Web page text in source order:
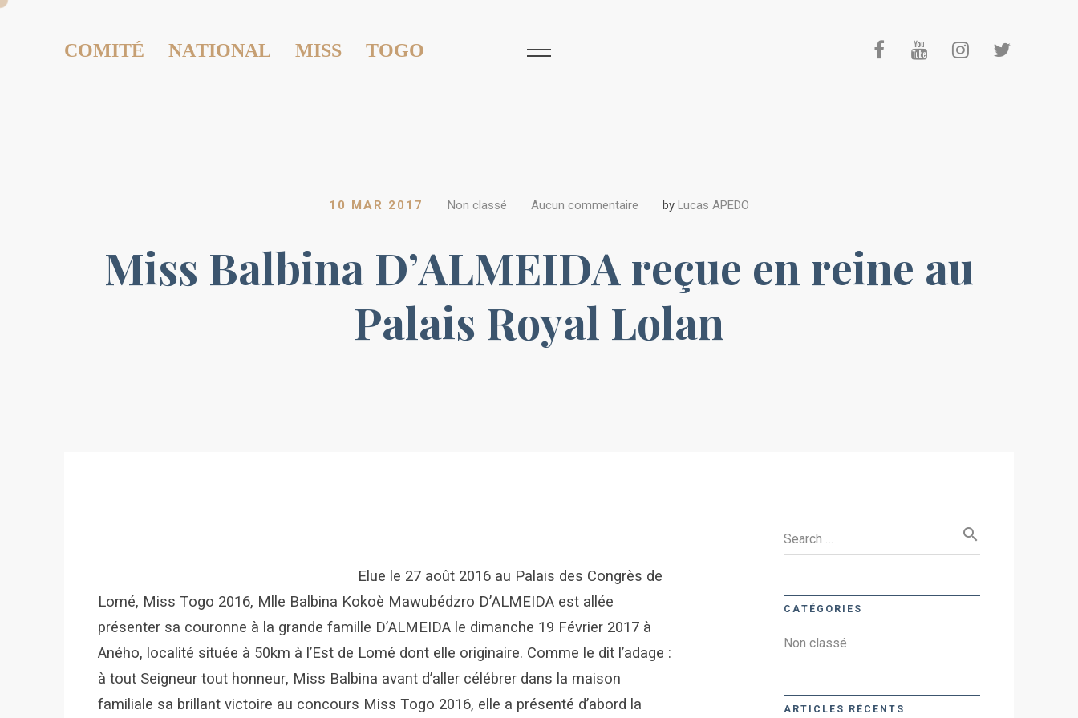
COMITÉ NATIONAL MISS TOGO
10 MAR 2017 Non classé Aucun commentaire by Lucas APEDO
Miss Balbina D’ALMEIDA reçue en reine au
Palais Royal Lolan
Elue le 27 août 2016 au Palais des Congrès de
Lomé, Miss Togo 2016, Mlle Balbina Kokoè Mawubédzro D’ALMEIDA est allée
présenter sa couronne à la grande famille D’ALMEIDA le dimanche 19 Février 2017 à
Aného, localité située à 50km à l’Est de Lomé dont elle originaire. Comme le dit l’adage :
à tout Seigneur tout honneur, Miss Balbina avant d’aller célébrer dans la maison
familiale sa brillant victoire au concours Miss Togo 2016, elle a présenté d’abord la
Search … search
CATÉGORIES
Non classé
ARTICLES RÉCENTS